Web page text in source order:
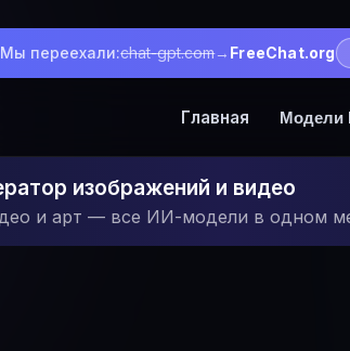
Мы переехали:chat-gpt.com→ FreeChat.org
Главная Модели
изображений и видео
и арт — все ИИ-модели в одном